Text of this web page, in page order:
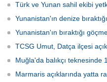
Türk ve Yunan sahil ekibi
Yunanistan'ın denize
Yunanistan'ın bıraktığı
TCSG Umut, Datça ilçesi
Muğla'da balıkçı teknesinde
Marmaris açıklarında yatta